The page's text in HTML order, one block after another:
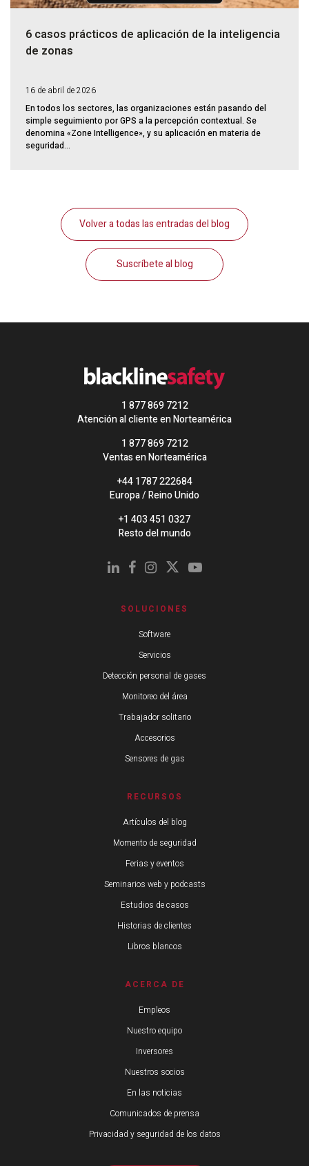
6 casos prácticos de aplicación de la inteligencia
de zonas
16 de abril de 2026
En todos los sectores, las organizaciones están pasando del
simple seguimiento por GPS a la percepción contextual. Se
denomina «Zone Intelligence», y su aplicación en materia de
seguridad...
Volver a todas las entradas del blog
Suscríbete al blog
1 877 869 7212
Atención al cliente en Norteamérica
1 877 869 7212
Ventas en Norteamérica
+44 1787 222684
Europa / Reino Unido
+1 403 451 0327
Resto del mundo
SOLUCIONES
Software
Servicios
Detección personal de gases
Monitoreo del área
Trabajador solitario
Accesorios
Sensores de gas
RECURSOS
Artículos del blog
Momento de seguridad
Ferias y eventos
Seminarios web y podcasts
Estudios de casos
Historias de clientes
Libros blancos
ACERCA DE
Empleos
Nuestro equipo
Inversores
Nuestros socios
En las noticias
Comunicados de prensa
Privacidad y seguridad de los datos